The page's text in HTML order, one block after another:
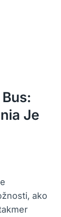
Je
ako